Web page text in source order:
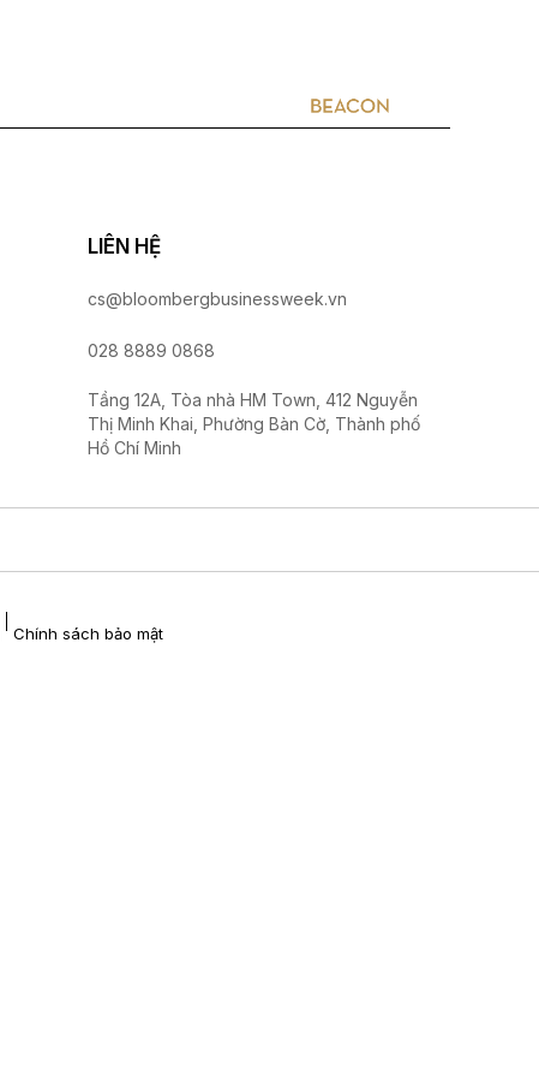
LIÊN HỆ
cs@bloombergbusinessweek.vn
028 8889 0868
Tầng 12A, Tòa nhà HM Town, 412 Nguyễn
Thị Minh Khai, Phường Bàn Cờ, Thành phố
Hồ Chí Minh
Chính sách bảo mật